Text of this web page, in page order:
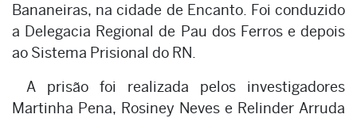
Bananeiras, na cidade de Encanto. Foi conduzido
a Delegacia Regional de Pau dos Ferros e depois
ao Sistema Prisional do RN.
A prisão foi realizada pelos investigadores
Martinha Pena, Rosiney Neves e Relinder Arruda